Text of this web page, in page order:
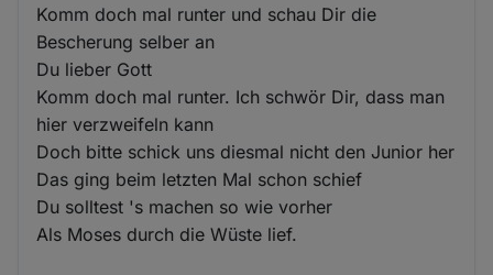
Komm doch mal runter und schau Dir die
Bescherung selber an
Du lieber Gott
Komm doch mal runter. Ich schwör Dir, dass man
hier verzweifeln kann
Doch bitte schick uns diesmal nicht den Junior her
Das ging beim letzten Mal schon schief
Du solltest 's machen so wie vorher
Als Moses durch die Wüste lief.